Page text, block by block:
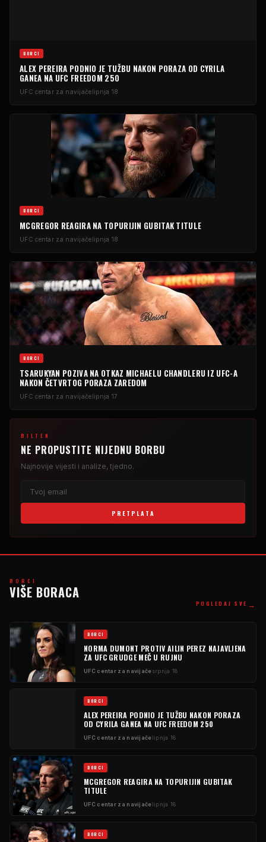
BORCI
ALEX PEREIRA PODNIO JE TUŽBU NAKON PORAZA OD CYRILA
GANEA NA UFC FREEDOM 250
UFC centar za navijačelipnja 18
BORCI
MCGREGOR REAGIRA NA TOPURIJIN GUBITAK TITULE
UFC centar za navijačelipnja 18
BORCI
TSARUKYAN POZIVA NA OTKAZ MICHAELU CHANDLERU IZ UFC-A
NAKON ČETVRTOG PORAZA ZAREDOM
UFC centar za navijačelipnja 17
BILTEN
NE PROPUSTITE NIJEDNU BORBU
Najnovije vijesti i analize, tjedno.
PRETPLATA
BORCI
VIŠE BORACA
POGLEDAJ SVE →
BORCI
NORMA DUMONT PROTIV AILIN PEREZ NAJAVLJENA
ZA UFC GRUDGE MEČ U RUJNU
UFC centar za navijačesrpnja 18
BORCI
ALEX PEREIRA PODNIO JE TUŽBU NAKON PORAZA
OD CYRILA GANEA NA UFC FREEDOM 250
UFC centar za navijačelipnja 18
BORCI
MCGREGOR REAGIRA NA TOPURIJIN GUBITAK
TITULE
UFC centar za navijačelipnja 18
BORCI